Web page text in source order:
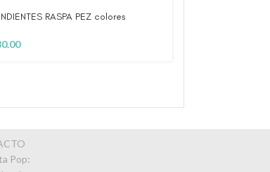
RASPA PEZ colores
Pop: